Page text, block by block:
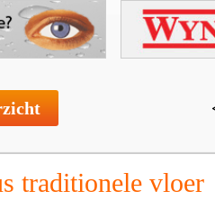
traditionele vloer